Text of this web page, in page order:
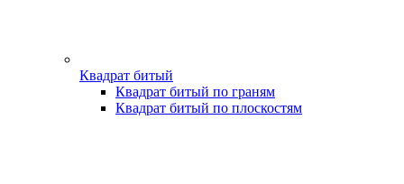
Квадрат битый
Квадрат битый по граням
Квадрат битый по плоскостям